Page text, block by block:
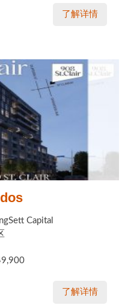
了解详情
Capital
了解详情